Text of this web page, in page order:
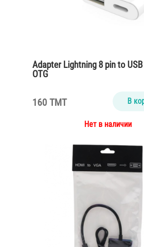
Adapter Lightning 8 pin to
OTG
160 TMT В
Нет в наличии